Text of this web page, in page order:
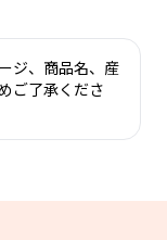
ジ、商品名、産
ご了承くださ